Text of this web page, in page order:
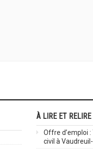
À LIRE ET RELIRE
Offre d’emploi
civil à